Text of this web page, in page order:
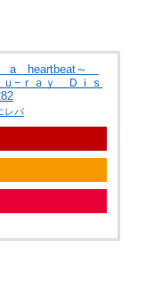
a heartbeat～
−ｒａｙ Ｄｉｓ
レバ